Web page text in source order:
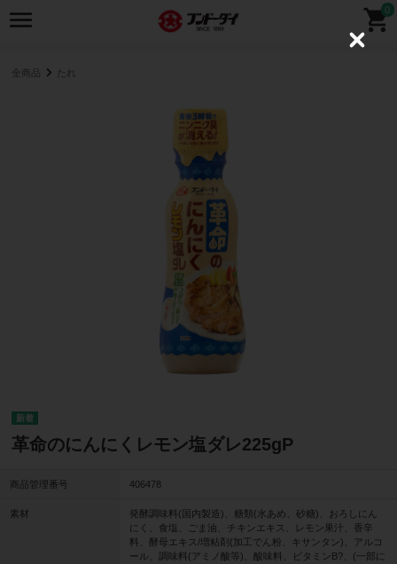
0
全商品 たれ
革命のにんにくレモン塩ダレ225gP
商品管理番号 406478
素材
発酵調味料(国内製造)、糖類(水あめ、砂糖)、おろしにん
にく、食塩、ごま油、チキンエキス、レモン果汁、香辛
料、酵母エキス/増粘剤(加工でん粉、キサンタン)、アルコ
ール、調味料(アミノ酸等)、酸味料、ビタミンB?、(一部に
C